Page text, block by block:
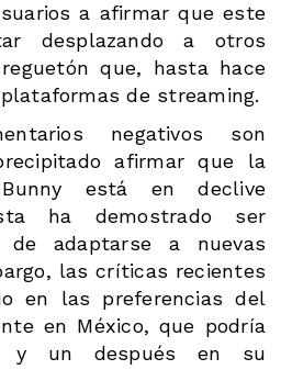
a afirmar que este
desplazando a otros
que, hasta hace
de streaming.
negativos son
afirmar que la
está en declive
ha demostrado ser
adaptarse a nuevas
las críticas recientes
en las preferencias del
en México, que podría
y un después en su